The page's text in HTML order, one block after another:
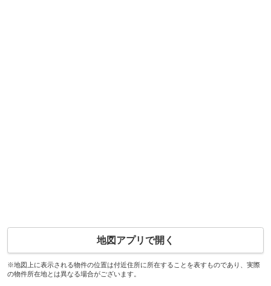
地図アプリで開く
※地図上に表示される物件の位置は付近住所に所在することを表すものであり、実際
の物件所在地とは異なる場合がございます。